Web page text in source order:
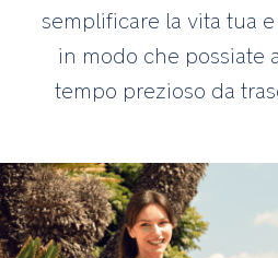
semplificare la vita tua
in modo che possiate
tempo prezioso da